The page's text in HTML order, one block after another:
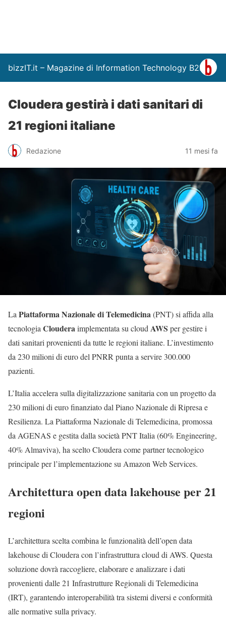
bizzIT.it – Magazine di Information Technology B2B
Cloudera gestirà i dati sanitari di
21 regioni italiane
Redazione 11 mesi fa
LaPiattaforma Nazionale di Telemedicina(PNT) si affida alla
tecnologiaClouderaimplementata su cloudAWS per gestire i
dati sanitari provenienti da tutte le regioni italiane. L’investimento
da 230 milioni di euro del PNRR punta a servire 300.000
pazienti.
L’Italia accelera sulla digitalizzazione sanitaria con un progetto da
230 milioni di euro finanziato dal Piano Nazionale di Ripresa e
Resilienza. La Piattaforma Nazionale di Telemedicina, promossa
da AGENAS e gestita dalla società PNT Italia (60% Engineering,
40% Almaviva), ha scelto Cloudera come partner tecnologico
principale per l’implementazione su Amazon Web Services.
Architettura open data lakehouse per 21
regioni
L’architettura scelta combina le funzionalità dell’open data
lakehouse di Cloudera con l’infrastruttura cloud di AWS. Questa
soluzione dovrà raccogliere, elaborare e analizzare i dati
provenienti dalle 21 Infrastrutture Regionali di Telemedicina
(IRT), garantendo interoperabilità tra sistemi diversi e conformità
alle normative sulla privacy.